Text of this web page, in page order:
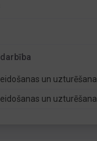
un
un